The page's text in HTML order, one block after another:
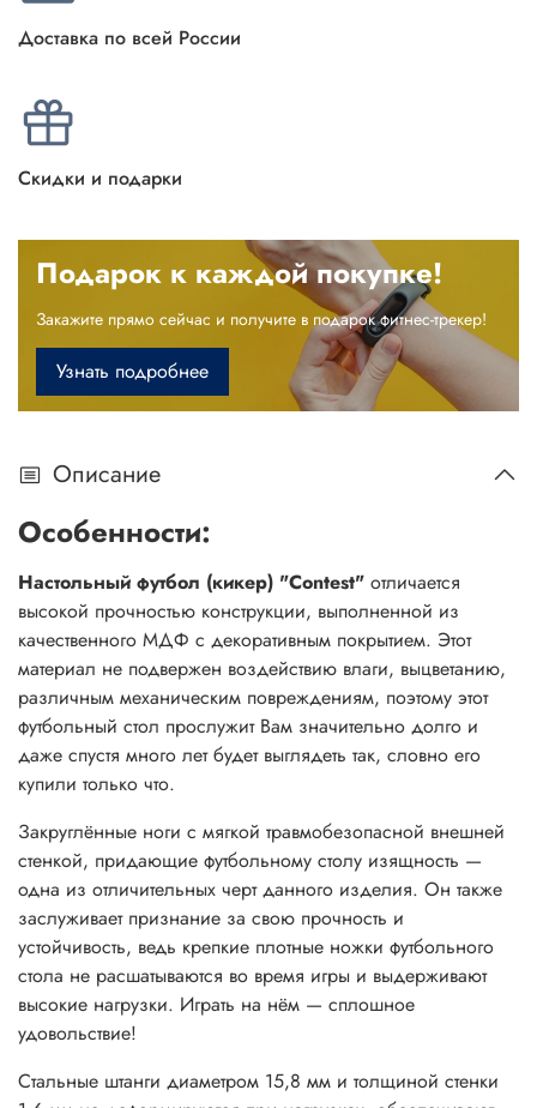
Доставка по всей России
Скидки и подарки
Подарок к каждой покупке!
Закажите прямо сейчас и получите в подарок фитнес-трекер!
Узнать подробнее
Описание
Особенности:
Настольный футбол (кикер) "Contest" отличается
высокой прочностью конструкции, выполненной из
качественного МДФ с декоративным покрытием. Этот
материал не подвержен воздействию влаги, выцветанию,
различным механическим повреждениям, поэтому этот
футбольный стол прослужит Вам значительно долго и
даже спустя много лет будет выглядеть так, словно его
купили только что.
Закруглённые ноги с мягкой травмобезопасной внешней
стенкой, придающие футбольному столу изящность —
одна из отличительных черт данного изделия. Он также
заслуживает признание за свою прочность и
устойчивость, ведь крепкие плотные ножки футбольного
стола не расшатываются во время игры и выдерживают
высокие нагрузки. Играть на нём — сплошное
удовольствие!
Стальные штанги диаметром 15,8 мм и толщиной стенки